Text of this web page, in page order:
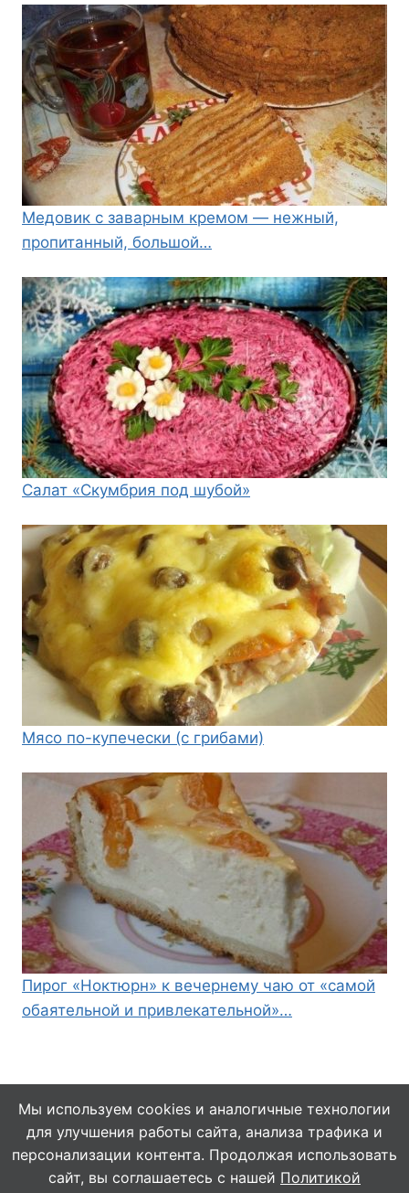
Медовик с заварным кремом — нежный,
пропитанный, большой…
Салат «Скумбрия под шубой»
Мясо по-купечески (с грибами)
Пирог «Ноктюрн» к вечернему чаю от «самой
обаятельной и привлекательной»…
© 2026 Кулинарушка - Вкусные Рецепты
Мы используем cookies и аналогичные технологии
для улучшения работы сайта, анализа трафика и
персонализации контента. Продолжая использовать
сайт, вы соглашаетесь с нашей Политикой